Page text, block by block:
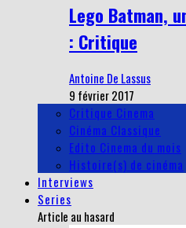
Lego Batman,
: Critique
Antoine De Lassus
9 février 2017
Critique Cinema
Cinéma Classique
Edito Cinema du mois
Histoire(s) de cinéma
Interviews
Series
Article au hasard